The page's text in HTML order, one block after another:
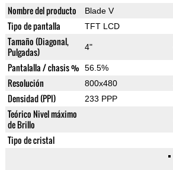
Nombre del producto Blade V
Tipo de pantalla TFT LCD
Tamaño (Diagonal,
Pulgadas)
4"
Pantalalla / chasis % 56.5%
Resolución 800x480
Densidad (PPI) 233 PPP
Teórico Nivel máximo
de Brillo
Tipo de cristal